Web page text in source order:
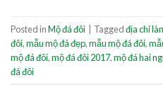
Posted inMộ đá đôi | Taggedđịa chỉ
đôi,mẫu mộ đá đẹp,mẫu mộ đá đôi,
mộ đá đôi,mộ đá đôi 2017,mộ đá hai
đá đôi